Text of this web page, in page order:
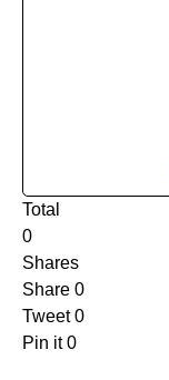
Total
0
Shares
Share 0
Tweet 0
Pin it 0